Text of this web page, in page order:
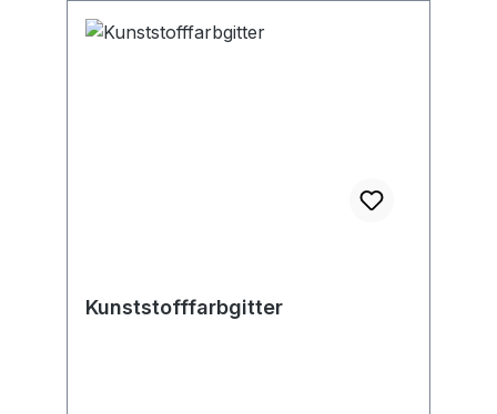
Kunststofffarbgitter